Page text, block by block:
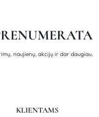
naujienų, akcijų ir dar daugiau.
KLIENTAMS